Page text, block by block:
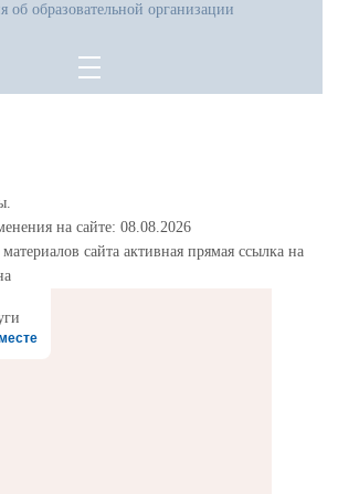
об образовательной организации
на сайте: 08.08.2026
сайта активная прямая ссылка на